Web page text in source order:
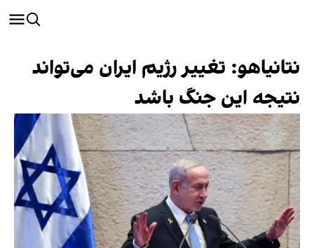
نتانیاهو: تغییر رژیم ایران می‌تواند
نتیجه‌ این جنگ باشد